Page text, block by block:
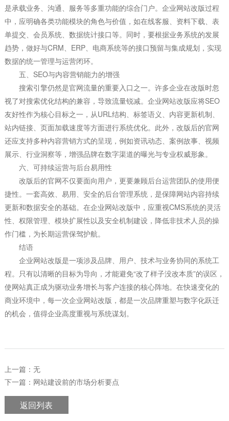
是承载业务、沟通、服务等多重功能的综合门户。企业网站改版过程
中，应明确各类功能模块的角色与价值，如在线客服、资料下载、表
单提交、会员系统、数据统计接口等。同时，要根据业务系统的发展
趋势，做好与CRM、ERP、电商系统等的接口预留与集成规划，实现
数据的统一管理与运营闭环。
五、SEO与内容营销能力的增强
搜索引擎仍然是官网流量的重要入口之一。许多企业在改版时忽
视了对搜索优化结构的兼容，导致流量锐减。企业网站改版应将SEO
友好性作为核心目标之一，从URL结构、标签语义、内容更新机制、
站内链接、页面加载速度等方面进行系统优化。此外，改版后的官网
还应支持多种内容营销方式的呈现，例如资讯动态、案例故事、视频
展示、行业洞察等，增强品牌在数字渠道的曝光与专业权威形象。
六、可持续运营与后台易用性
改版后的官网不仅要面向用户，更要兼顾后台运营团队的使用便
捷性。一套高效、易用、安全的后台管理系统，是保障网站内容持续
更新和数据安全的基础。在企业网站改版中，应重视CMS系统的灵活
性、权限管理、模块扩展性以及安全机制建设，降低非技术人员的操
作门槛，为长期运营保驾护航。
结语
企业网站改版是一项涉及品牌、用户、技术与业务协同的系统工
程。只有以清晰的目标为导向，才能避免“改了样子没改本质”的误区，
使网站真正成为驱动业务增长与客户连接的核心阵地。在快速变化的
商业环境中，每一次企业网站改版，都是一次品牌重塑与数字化跃迁
的机会，值得企业高度重视与系统谋划。
上一篇：无
下一篇：网站建设前的市场分析要点
返回列表